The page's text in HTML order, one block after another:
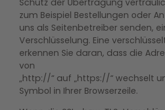
zum Beispiel Bestellungen oder
uns als Seitenbetreiber senden,
Verschlüsselung. Eine
erkennen Sie daran, dass die
von
„http://“ auf „https://“ wechselt
Symbol in Ihrer Browserzeile.